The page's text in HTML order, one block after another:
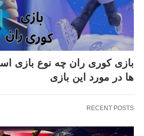
بازی کوری ران چه نوع بازی
ها در مورد این بازی
RECENT POSTS